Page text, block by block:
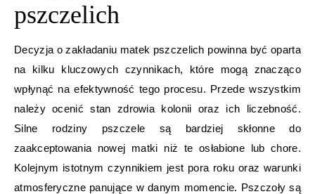
pszczelich
Decyzja o zakładaniu matek pszczelich powinna być oparta
na kilku kluczowych czynnikach, które mogą znacząco
wpłynąć na efektywność tego procesu. Przede wszystkim
należy ocenić stan zdrowia kolonii oraz ich liczebność.
Silne rodziny pszczele są bardziej skłonne do
zaakceptowania nowej matki niż te osłabione lub chore.
Kolejnym istotnym czynnikiem jest pora roku oraz warunki
atmosferyczne panujące w danym momencie. Pszczoły są